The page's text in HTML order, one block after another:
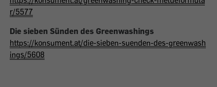
r/5577
Die sieben Sünden des Greenwashings
https://konsument.at/die-sieben-suenden-des-greenwash
ings/5608